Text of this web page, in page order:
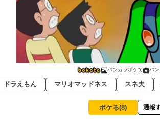
バンカラボケて バ
ドラえもん マリオマッドネス スネ夫
ボケる(8) 通報